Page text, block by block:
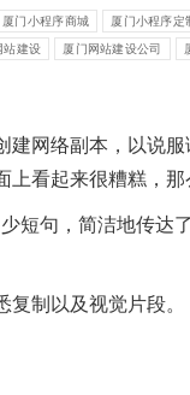
厦门小程序商城 厦门小程序定
站建设 厦门网站建设公司
网络副本，以说
看起来很糟糕，那
短句，简洁地传达
制以及视觉片段。